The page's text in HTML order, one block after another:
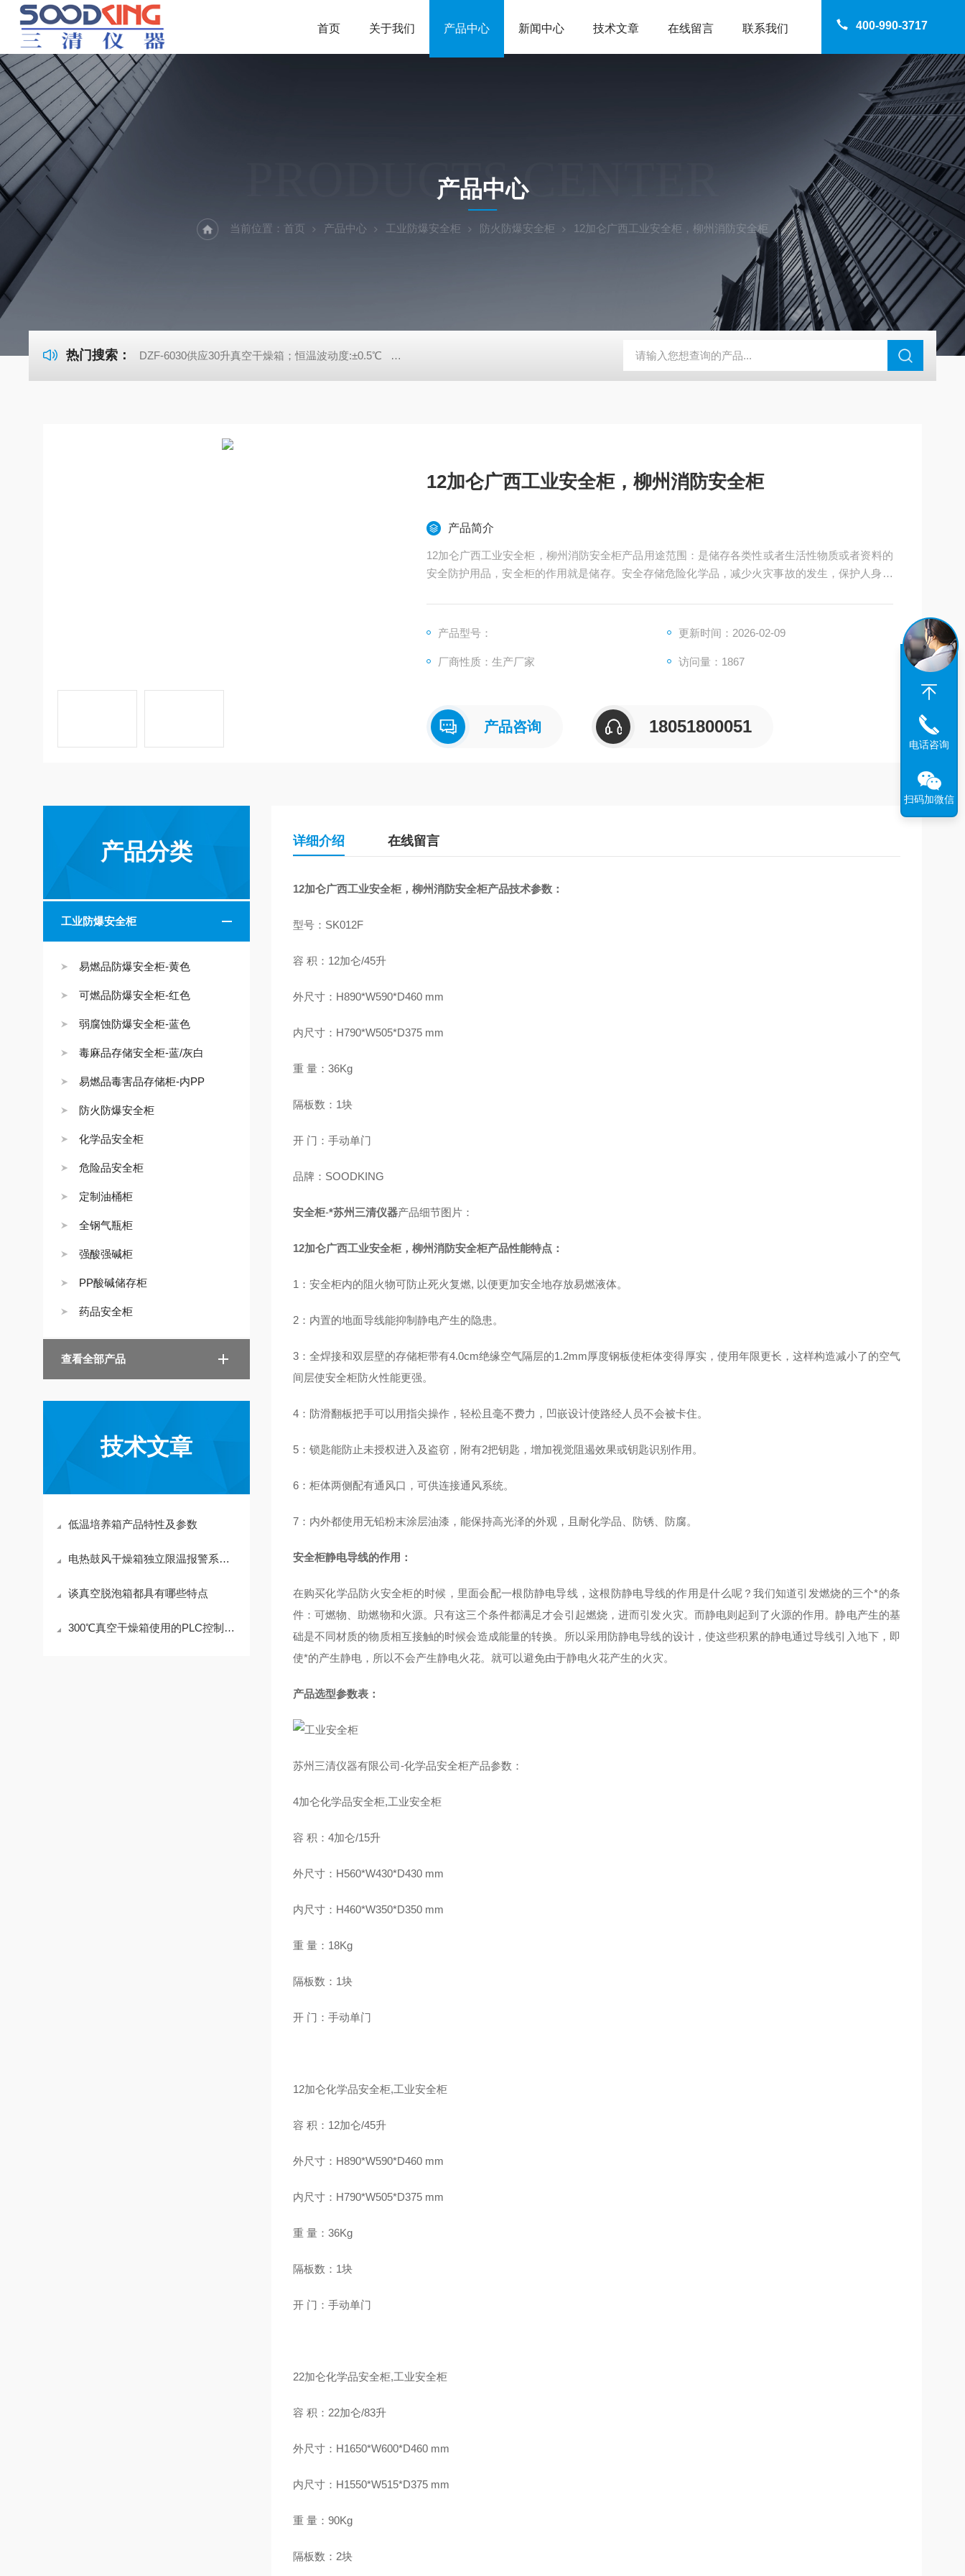
400-990-3717
首页 关于我们 产品中心 新闻中心 技术文章 在线留言 联系我们
PRODUCTS CENTER
产品中心
当前位置： 首页 产品中心 工业防爆安全柜 防火防爆安全柜 12加仑广西工业安全柜，柳州消防安全柜
热门搜索： DZF-6030供应30升真空干燥箱；恒温波动度:±0.5℃ DHG-9140B（140升）电热恒温鼓风干燥箱，不锈钢干燥箱，烘箱控温范围300℃ DHG-9070B（70
12加仑广西工业安全柜，柳州消防安全柜
产品简介
12加仑广西工业安全柜，柳州消防安全柜产品用途范围：是储存各类性或者生活性物质或者资料的
安全防护用品，安全柜的作用就是储存。安全存储危险化学品，减少火灾事故的发生，保护人身与
产品型号： 更新时间：2026-02-09
厂商性质：生产厂家 访问量：1867
产品咨询 18051800051
产品分类
工业防爆安全柜
易燃品防爆安全柜-黄色
可燃品防爆安全柜-红色
弱腐蚀防爆安全柜-蓝色
毒麻品存储安全柜-蓝/灰白
易燃品毒害品存储柜-内PP
防火防爆安全柜
化学品安全柜
危险品安全柜
定制油桶柜
全钢气瓶柜
强酸强碱柜
PP酸碱储存柜
药品安全柜
查看全部产品
技术文章
低温培养箱产品特性及参数
电热鼓风干燥箱独立限温报警系统的用途
谈真空脱泡箱都具有哪些特点
300℃真空干燥箱使用的PLC控制说明
详细介绍 在线留言
12加仑广西工业安全柜，柳州消防安全柜产品技术参数：
型号：SK012F
容 积：12加仑/45升
外尺寸：H890*W590*D460 mm
内尺寸：H790*W505*D375 mm
重 量：36Kg
隔板数：1块
开 门：手动单门
品牌：SOODKING
安全柜-*苏州三清仪器产品细节图片：
12加仑广西工业安全柜，柳州消防安全柜产品性能特点 ：
1：安全柜内的阻火物可防止死火复燃, 以便更加安全地存放易燃液体。
2：内置的地面导线能抑制静电产生的隐患。
3：全焊接和双层壁的存储柜带有4.0cm绝缘空气隔层的1.2mm厚度钢板使柜体变得厚实，使用年限更长，这样构造减小了的空气
间层使安全柜防火性能更强。
4：防滑翻板把手可以用指尖操作，轻松且毫不费力，凹嵌设计使路经人员不会被卡住。
5：锁匙能防止未授权进入及盗窃，附有2把钥匙，增加视觉阻遏效果或钥匙识别作用。
6：柜体两侧配有通风口，可供连接通风系统。
7：内外都使用无铅粉末涂层油漆，能保持高光泽的外观，且耐化学品、防锈、防腐。
安全柜静电导线的作用：
在购买化学品防火安全柜的时候，里面会配一根防静电导线，这根防静电导线的作用是什么呢？我们知道引发燃烧的三个*的条
件：可燃物、助燃物和火源。只有这三个条件都满足才会引起燃烧，进而引发火灾。而静电则起到了火源的作用。静电产生的基
础是不同材质的物质相互接触的时候会造成能量的转换。所以采用防静电导线的设计，使这些积累的静电通过导线引入地下，即
使*的产生静电，所以不会产生静电火花。就可以避免由于静电火花产生的火灾。
产品选型参数表：
苏州三清仪器有限公司-化学品安全柜产品参数：
4加仑化学品安全柜,工业安全柜
容 积：4加仑/15升
外尺寸：H560*W430*D430 mm
内尺寸：H460*W350*D350 mm
重 量：18Kg
隔板数：1块
开 门：手动单门
12加仑化学品安全柜,工业安全柜
容 积：12加仑/45升
外尺寸：H890*W590*D460 mm
内尺寸：H790*W505*D375 mm
重 量：36Kg
隔板数：1块
开 门：手动单门
22加仑化学品安全柜,工业安全柜
容 积：22加仑/83升
外尺寸：H1650*W600*D460 mm
内尺寸：H1550*W515*D375 mm
重 量：90Kg
隔板数：2块
电话咨询
扫码加微信